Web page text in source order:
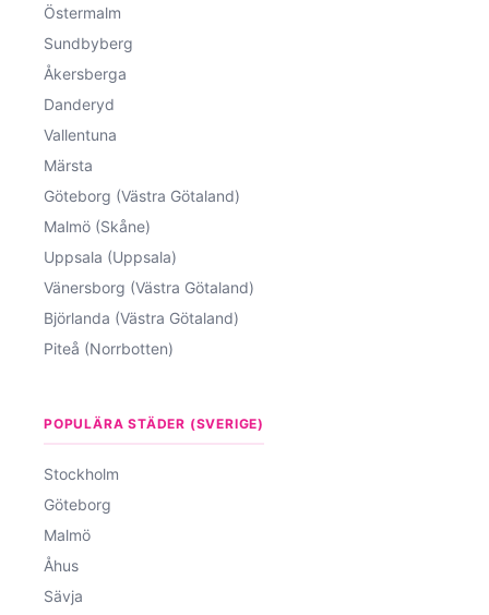
Östermalm
Sundbyberg
Åkersberga
Danderyd
Vallentuna
Märsta
Göteborg (Västra Götaland)
Malmö (Skåne)
Uppsala (Uppsala)
Vänersborg (Västra Götaland)
Björlanda (Västra Götaland)
Piteå (Norrbotten)
POPULÄRA STÄDER (SVERIGE)
Stockholm
Göteborg
Malmö
Åhus
Sävja